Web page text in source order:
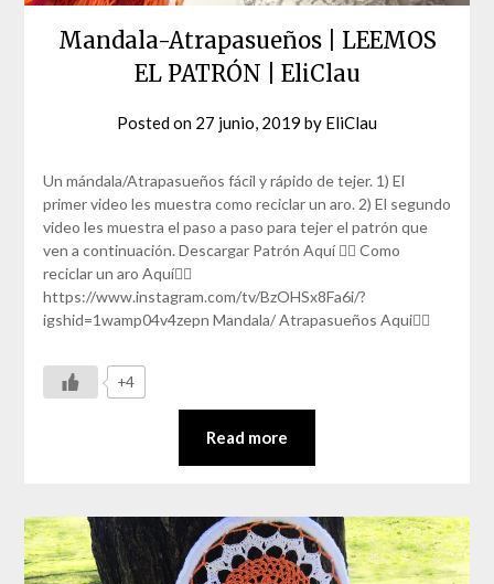
Mandala-Atrapasueños | LEEMOS
EL PATRÓN | EliClau
Posted on 27 junio, 2019 by EliClau
Un mándala/Atrapasueños fácil y rápido de tejer. 1) El
primer video les muestra como reciclar un aro. 2) El segundo
video les muestra el paso a paso para tejer el patrón que
ven a continuación. Descargar Patrón Aquí 👇🏼 Como
reciclar un aro Aquí👇🏼
https://www.instagram.com/tv/BzOHSx8Fa6i/?
igshid=1wamp04v4zepn Mandala/ Atrapasueños Aqui👇🏼
+4
Read more